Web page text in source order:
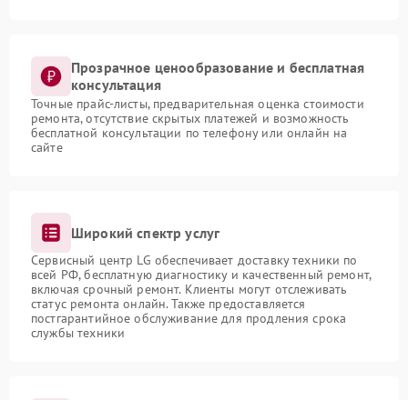
Прозрачное ценообразование и бесплатная
консультация
Точные прайс-листы, предварительная оценка стоимости
ремонта, отсутствие скрытых платежей и возможность
бесплатной консультации по телефону или онлайн на
сайте
Широкий спектр услуг
Сервисный центр LG обеспечивает доставку техники по
всей РФ, бесплатную диагностику и качественный ремонт,
включая срочный ремонт. Клиенты могут отслеживать
статус ремонта онлайн. Также предоставляется
постгарантийное обслуживание для продления срока
службы техники